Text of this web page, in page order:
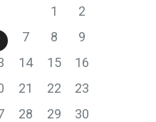
1
2
7 8
9
14 15
16
21 22
23
28 29
30